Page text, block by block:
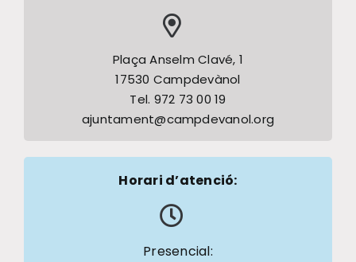
Plaça Anselm Clavé, 1
17530 Campdevànol
Tel. 972 73 00 19
ajuntament@campdevanol.org
Horari d’atenció:
Presencial: